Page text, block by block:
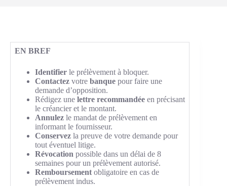
EN BREF
Identifier le prélèvement à bloquer.
Contactez votre banque pour faire une
demande d’opposition.
Rédigez une lettre recommandée en précisant
le créancier et le montant.
Annulez le mandat de prélèvement en
informant le fournisseur.
Conservez la preuve de votre demande pour
tout éventuel litige.
Révocation possible dans un délai de 8
semaines pour un prélèvement autorisé.
Remboursement obligatoire en cas de
prélèvement indus.